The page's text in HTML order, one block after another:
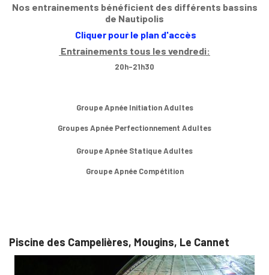
Nos entrainements bénéficient des différents bassins
de Nautipolis
Cliquer pour le plan d'accès
Entrainements tous les vendredi:
20h-21h30
Groupe Apnée Initiation Adultes
Groupes Apnée Perfectionnement Adultes
Groupe Apnée Statique Adultes
Groupe Apnée Compétition
Piscine des Campelières, Mougins, Le Cannet